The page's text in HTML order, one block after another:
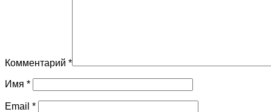
Комментарий *
Имя *
Email *